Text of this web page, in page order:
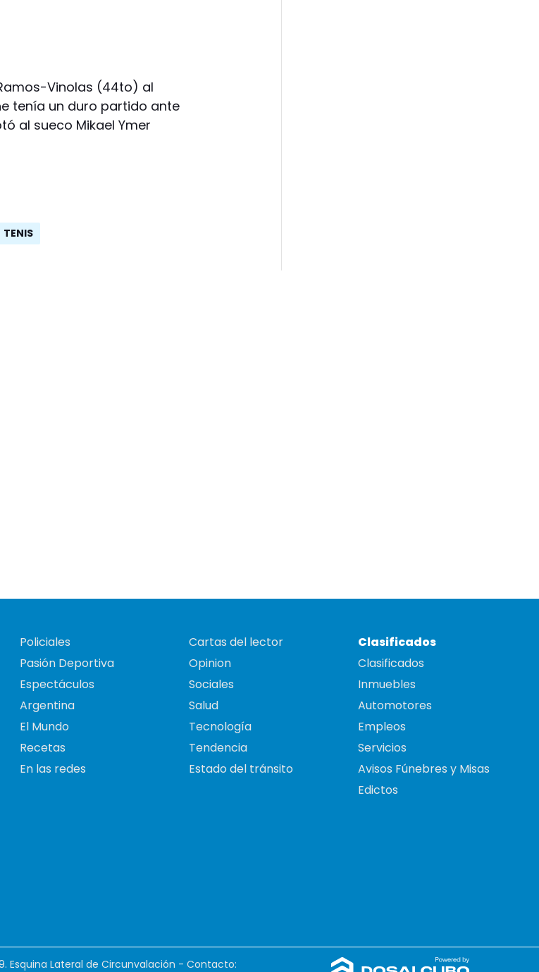
Vinolas (44to) al
tenía un duro partido ante
al sueco Mikael Ymer
TENIS
Policiales
Pasión Deportiva
Espectáculos
Argentina
El Mundo
Recetas
En las redes
Cartas del lector
Opinion
Sociales
Salud
Tecnología
Tendencia
Estado del tránsito
Clasificados
Clasificados
Inmuebles
Automotores
Empleos
Servicios
Avisos Fúnebres y Misas
Edictos
Esquina Lateral de Circunvalación - Contacto: